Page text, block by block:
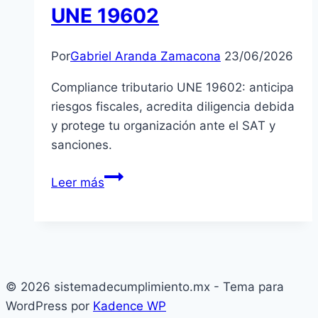
UNE 19602
PorGabriel Aranda Zamacona 23/06/2026
Compliance tributario UNE 19602: anticipa
riesgos fiscales, acredita diligencia debida
y protege tu organización ante el SAT y
sanciones.
Leer másCompliance
© 2026 sistemadecumplimiento.mx - Tema para
WordPress por Kadence WP